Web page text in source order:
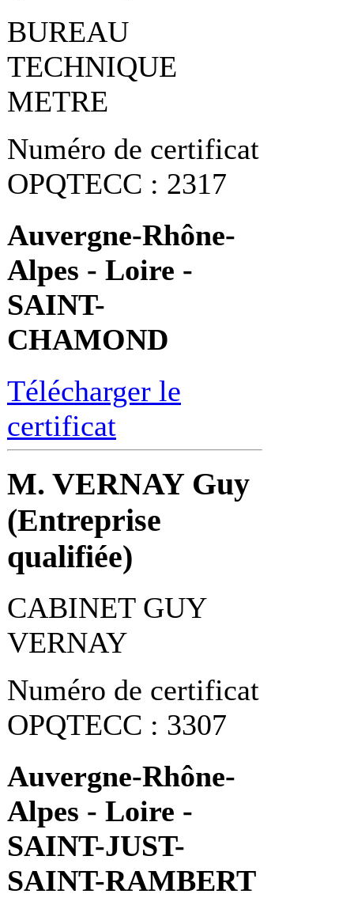
BUREAU
TECHNIQUE
METRE
Numéro de certificat
OPQTECC : 2317
Auvergne-Rhône-
Alpes - Loire -
SAINT-
CHAMOND
Télécharger le
certificat
M. VERNAY Guy
(Entreprise
qualifiée)
CABINET GUY
VERNAY
Numéro de certificat
OPQTECC : 3307
Auvergne-Rhône-
Alpes - Loire -
SAINT-JUST-
SAINT-RAMBERT